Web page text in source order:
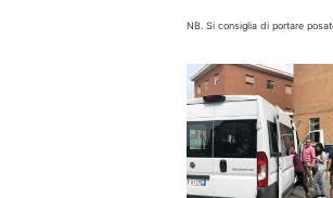
NB. Si consiglia di portare